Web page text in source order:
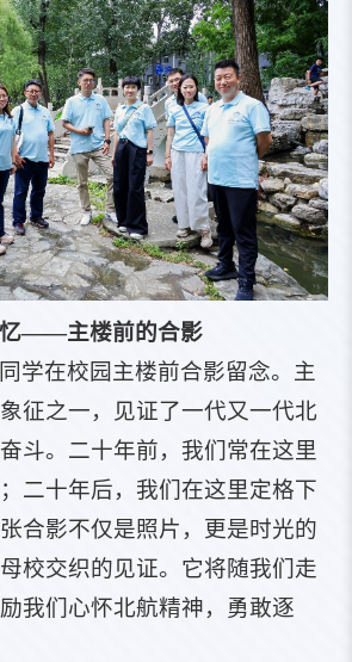
忆——主楼前的合影
学在校园主楼前合影留念。主
征之一，见证了一代又一代北
斗。二十年前，我们常在这里
二十年后，我们在这里定格下
合影不仅是照片，更是时光的
校交织的见证。它将随我们走
我们心怀北航精神，勇敢逐